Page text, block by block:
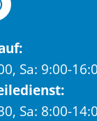
Sa: 9:00-
Sa: 8:00-